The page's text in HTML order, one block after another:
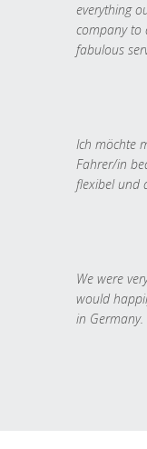
everything
company to
fabulous
Ich möchte
Fahrer/in
flexibel und
We were
would
in Germany.